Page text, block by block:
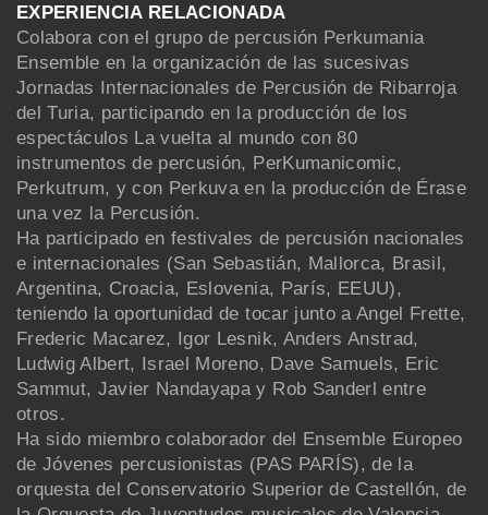
EXPERIENCIA RELACIONADA
Colabora con el grupo de percusión Perkumania
Ensemble en la organización de las sucesivas
Jornadas Internacionales de Percusión de Ribarroja
del Turia, participando en la producción de los
espectáculos La vuelta al mundo con 80
instrumentos de percusión, PerKumanicomic,
Perkutrum, y con Perkuva en la producción de Érase
una vez la Percusión.
Ha participado en festivales de percusión nacionales
e internacionales (San Sebastián, Mallorca, Brasil,
Argentina, Croacia, Eslovenia, París, EEUU),
teniendo la oportunidad de tocar junto a Angel Frette,
Frederic Macarez, Igor Lesnik, Anders Anstrad,
Ludwig Albert, Israel Moreno, Dave Samuels, Eric
Sammut, Javier Nandayapa y Rob Sanderl entre
otros.
Ha sido miembro colaborador del Ensemble Europeo
de Jóvenes percusionistas (PAS PARÍS), de la
orquesta del Conservatorio Superior de Castellón, de